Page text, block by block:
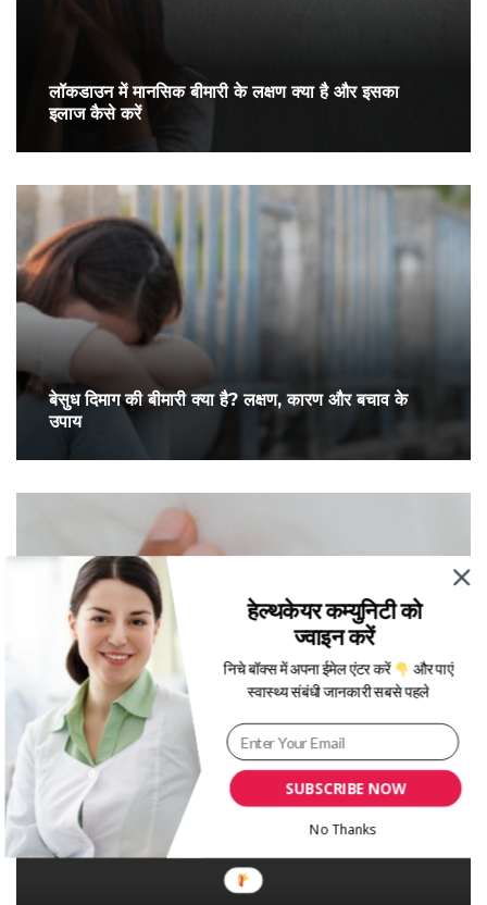
लॉकडाउन में मानसिक बीमारी के लक्षण क्या है और इसका
इलाज कैसे करें
बेसुध दिमाग की बीमारी क्या है? लक्षण, कारण और बचाव के
उपाय
असुरक्षित यौन संबंध से फैलता है माइकोप्लैज़्मा जेनिटेलियम,
HIV से भी ज्यादा खतरनाक
SUBSCRIBE NOW
हेल्थकेयर कम्युनिटी को
ज्वाइन करें
निचे बॉक्स में अपना ईमेल एंटर करें
और पाएं
स्वास्थ्य संबंधी जानकारी सबसे पहले
No Thanks